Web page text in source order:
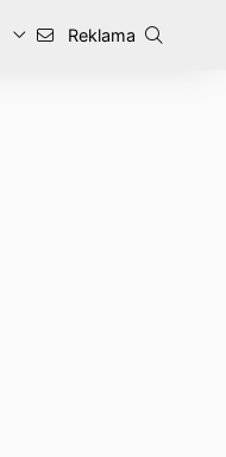
Reklama